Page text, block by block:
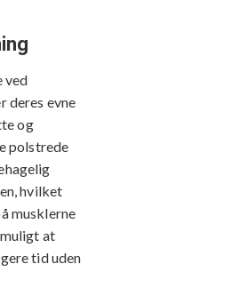
ved
deres evne
og
polstrede
hvilket
musklerne
at
tid uden